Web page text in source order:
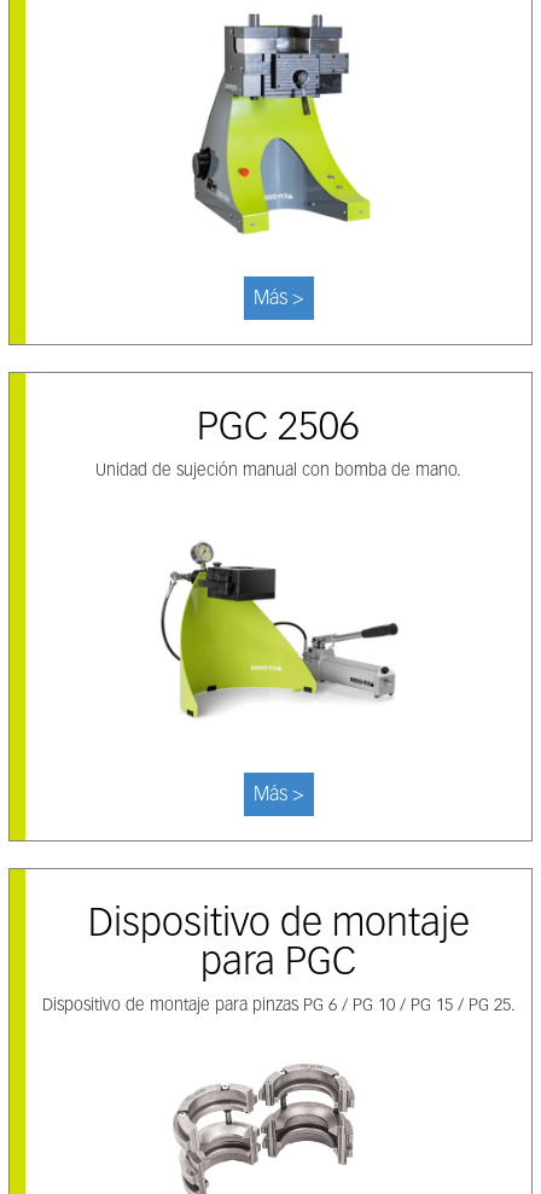
Más >
PGC 2506
Unidad de sujeción manual con bomba de mano.
Más >
Dispositivo de montaje
para PGC
Dispositivo de montaje para pinzas PG 6 / PG 10 / PG 15 / PG 25.